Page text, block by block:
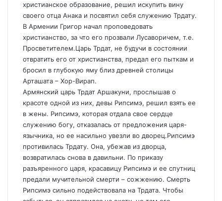
христианское образование, решил искупить вину
своего отца Анака и посвятил себя служению Трдату.
В Армении Григор начал проповедовать
христианство, за что его прозвали Лусаворичем, т.е.
Просветителем.Царь Трдат, не будучи в состоянии
отвратить его от христианства, предал его пыткам и
бросил в глубокую яму близ древней столицы
Арташата – Хор-Вирап.
Армянский царь Трдат Аршакуни, прослышав о
красоте одной из них, девы Рипсимэ, решил взять ее
в жены. Рипсимэ, которая отдала свое сердце
служению богу, отказалась от предложения царя-
язычника, но ее насильно увезли во дворец.Рипсимэ
противилась Трдату. Она, убежав из дворца,
возвратилась снова в давильни. По приказу
разъяренного царя, красавицу Рипсимэ и ее спутниц
предали мучительной смерти – сожжению. Смерть
Рипсимэ сильно подействовала на Трдата. Чтобы